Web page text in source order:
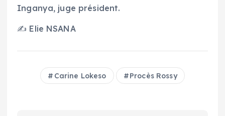
Inganya, juge président.
✍️ Elie NSANA
Carine Lokeso Procès Rossy